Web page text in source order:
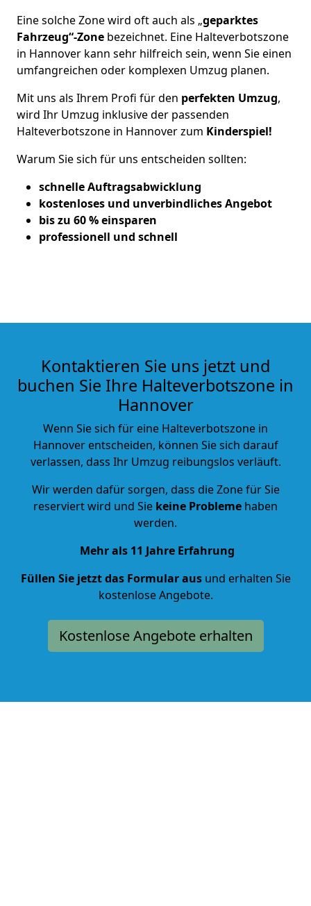
Eine solche Zone wird oft auch als „geparktes
Fahrzeug“-Zone bezeichnet. Eine Halteverbotszone
in Hannover kann sehr hilfreich sein, wenn Sie einen
umfangreichen oder komplexen Umzug planen.
Mit uns als Ihrem Profi für den perfekten Umzug,
wird Ihr Umzug inklusive der passenden
Halteverbotszone in Hannover zum Kinderspiel!
Warum Sie sich für uns entscheiden sollten:
schnelle Auftragsabwicklung
kostenloses und unverbindliches Angebot
bis zu 60 % einsparen
professionell und schnell
Kontaktieren Sie uns jetzt und
buchen Sie Ihre Halteverbotszone in
Hannover
Wenn Sie sich für eine Halteverbotszone in
Hannover entscheiden, können Sie sich darauf
verlassen, dass Ihr Umzug reibungslos verläuft.
Wir werden dafür sorgen, dass die Zone für Sie
reserviert wird und Sie keine Probleme haben
werden.
Mehr als 11 Jahre Erfahrung
Füllen Sie jetzt das Formular ausund erhalten Sie
kostenlose Angebote.
Kostenlose Angebote erhalten